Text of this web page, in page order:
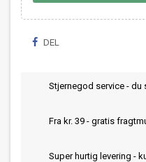
DEL
Stjernegod service -
Fra kr. 39 - gratis
Super hurtig levering -